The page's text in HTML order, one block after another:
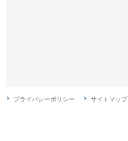
プライバシーポリシー サイトマップ